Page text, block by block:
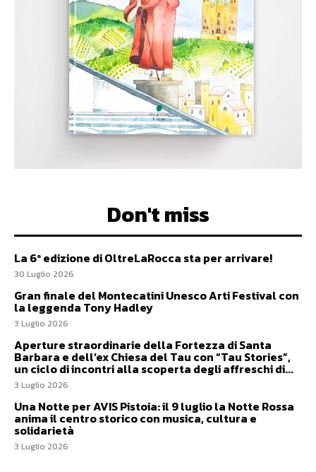
Don't miss
La 6ª edizione di OltreLaRocca sta per arrivare!
30 Luglio 2026
Gran finale del Montecatini Unesco Arti Festival con
la leggenda Tony Hadley
3 Luglio 2026
Aperture straordinarie della Fortezza di Santa
Barbara e dell’ex Chiesa del Tau con “Tau Stories”,
un ciclo di incontri alla scoperta degli affreschi di...
3 Luglio 2026
Una Notte per AVIS Pistoia: il 9 luglio la Notte Rossa
anima il centro storico con musica, cultura e
solidarietà
3 Luglio 2026